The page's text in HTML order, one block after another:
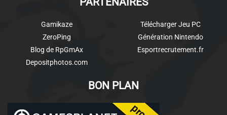
Gamikaze
ZeroPing
Blog de RpGmAx
Depositphotos.com
Télécharger Jeu PC
Génération Nintendo
Esportrecrutement.fr
BON PLAN